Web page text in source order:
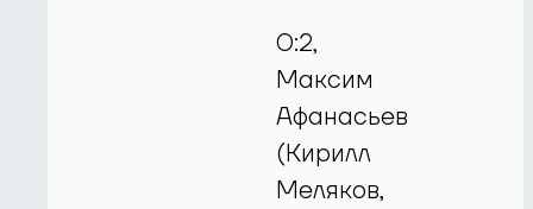
0:2,
Максим
Афанасьев
(Кирилл
Меляков,